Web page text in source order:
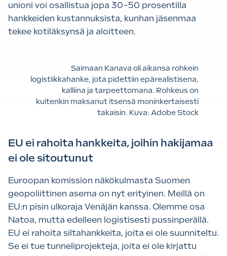
unioni voi osallistua jopa 30–50 prosentilla
hankkeiden kustannuksista, kunhan jäsenmaa
tekee kotiläksynsä ja aloitteen.
Saimaan Kanava oli aikansa rohkein
logistiikkahanke, jota pidettiin epärealistisena,
kalliina ja tarpeettomana. Rohkeus on
kuitenkin maksanut itsensä moninkertaisesti
takaisin. Kuva: Adobe Stock
EU ei rahoita hankkeita, joihin hakijamaa
ei ole sitoutunut
Euroopan komission näkökulmasta Suomen
geopoliittinen asema on nyt erityinen. Meillä on
EU:n pisin ulkoraja Venäjän kanssa. Olemme osa
Natoa, mutta edelleen logistisesti pussinperällä.
EU ei rahoita siltahankkeita, joita ei ole suunniteltu.
Se ei tue tunneliprojekteja, joita ei ole kirjattu